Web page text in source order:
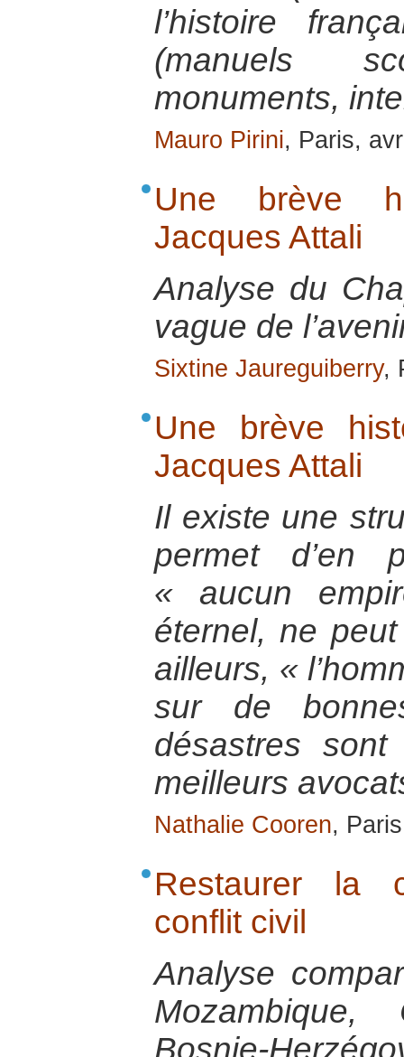
l’histoire
(manuels
monuments,
Mauro Pirini, Paris,
Une brève
Jacques Attali
Analyse du
vague de
Sixtine Jaureguiberry,
Une brève
Jacques Attali
Il existe une
permet d’en
« aucun
éternel, ne
ailleurs, «
sur de
désastres
meilleurs
Nathalie Cooren,
Restaurer la
conflit civil
Analyse
Bosnie-